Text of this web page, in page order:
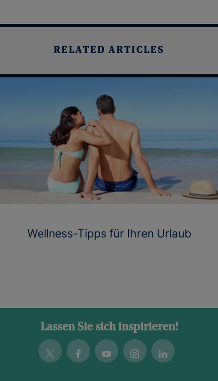
RELATED ARTICLES
Wellness-Tipps für Ihren Urlaub
Lassen Sie sich inspirieren!
Twitter FacebookYoutubeInstagramLinkedin